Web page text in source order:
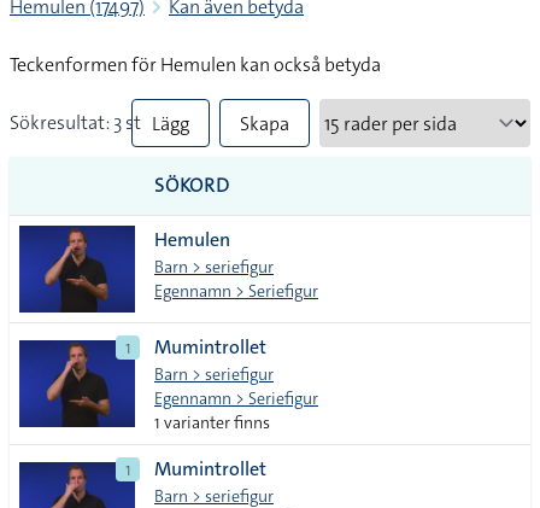
Hemulen (17497) Kan även betyda
Teckenformen för Hemulen kan också betyda
Sökresultat: 3 st Lägg
till
alla i
lista
Skapa
SÖKORD
Hemulen
Barn > seriefigur
Egennamn > Seriefigur
1 Mumintrollet
Barn > seriefigur
Egennamn > Seriefigur
1 varianter finns
1 Mumintrollet
Barn > seriefigur